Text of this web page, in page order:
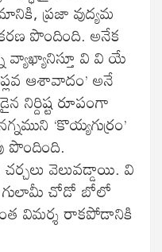
ప్రజా వుద్యమ
పొందింది. అనేక
వ్యాఖ్యానిస్తూ వి వి యే
ఆశావాదం’ అనే
నిర్దిష్ట రూపంగా
‘కొయ్యగుర్రం’
పొందింది.
చర్చలు వెలువడ్డాయి. వి
గులామీ చోడో బోలో
విమర్శ రాకపోడానికి